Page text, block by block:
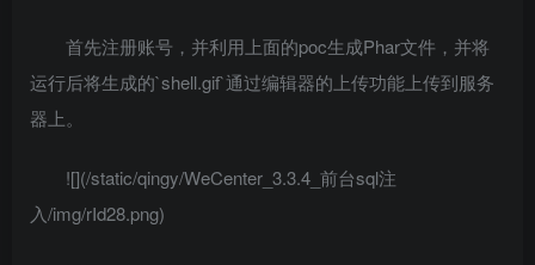
首先注册账号，并利用上面的poc生成Phar文件，并将
运行后将生成的`shell.gif`通过编辑器的上传功能上传到服务
器上。
![](/static/qingy/WeCenter_3.3.4_前台sql注
入/img/rId28.png)